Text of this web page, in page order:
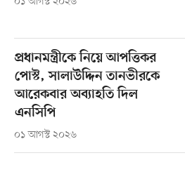
প্রধানমন্ত্রীকে নিয়ে আপত্তিকর
পোস্ট, সালাউদ্দিন তানভীরকে
আরেকবার অব্যাহতি দিল
এনসিপি
০১ আগস্ট ২০২৬